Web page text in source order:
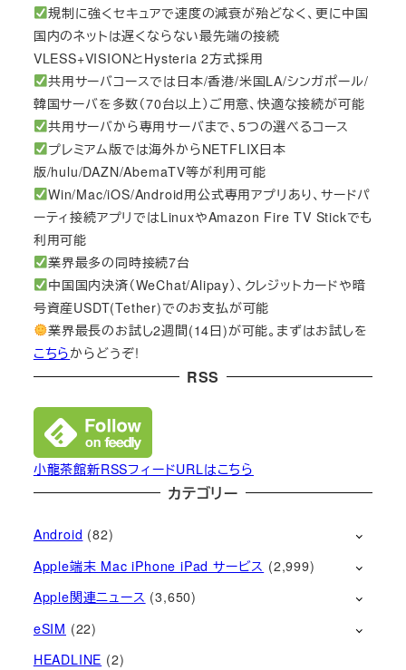
規制に強くセキュアで速度の減衰が殆どなく、更に中国
国内のネットは遅くならない最先端の接続
VLESS+VISIONとHysteria 2方式採用
共用サーバコースでは日本/香港/米国LA/シンガポール/
韓国サーバを多数（70台以上）ご用意、快適な接続が可能
共用サーバから専用サーバまで、5つの選べるコース
プレミアム版では海外からNETFLIX日本
版/hulu/DAZN/AbemaTV等が利用可能
Win/Mac/iOS/Android用公式専用アプリあり、サードパ
ーティ接続アプリではLinuxやAmazon Fire TV Stickでも
利用可能
業界最多の同時接続7台
中国国内決済（WeChat/Alipay）、クレジットカードや暗
号資産USDT(Tether)でのお支払が可能
業界最長のお試し2週間(14日)が可能。まずはお試しを
こちらからどうぞ!
RSS
小龍茶館新RSSフィードURLはこちら
カテゴリー
Android (82)
Apple端末 Mac iPhone iPad サービス (2,999)
Apple関連ニュース (3,650)
eSIM (22)
HEADLINE (2)